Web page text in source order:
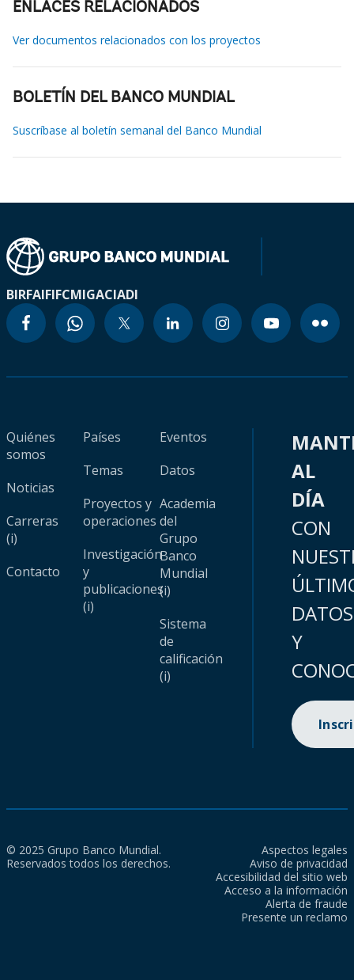
ENLACES RELACIONADOS
Ver documentos relacionados con los proyectos
BOLETÍN DEL BANCO MUNDIAL
Suscríbase al boletín semanal del Banco Mundial
BIRFAIFIFCMIGACIADI
Quiénes
somos
Noticias
Carreras
(i)
Contacto
Países
Temas
Proyectos y
operaciones
Investigación
y
publicaciones
(i)
Eventos
Datos
Academia
del
Grupo
Banco
Mundial
(i)
Sistema
de
calificación
(i)
AL
DÍA
CON
DATOS
Y
© 2025 Grupo Banco Mundial.
Reservados todos los derechos.
Aspectos legales
Aviso de privacidad
Accesibilidad del sitio web
Acceso a la información
Alerta de fraude
Presente un reclamo